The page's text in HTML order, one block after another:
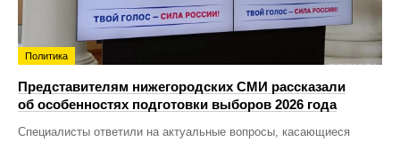
Политика
Представителям нижегородских СМИ рассказали
об особенностях подготовки выборов 2026 года
Специалисты ответили на актуальные вопросы, касающиеся